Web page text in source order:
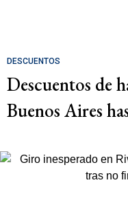
DESCUENTOS
Descuentos de
Buenos Aires